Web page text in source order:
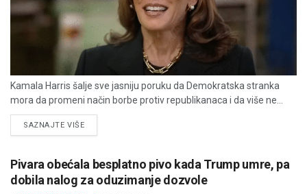
Kamala Harris šalje sve jasniju poruku da Demokratska stranka
mora da promeni način borbe protiv republikanaca i da više ne...
SAZNAJTE VIŠEDETAILS
Pivara obećala besplatno pivo kada Trump umre, pa
dobila nalog za oduzimanje dozvole